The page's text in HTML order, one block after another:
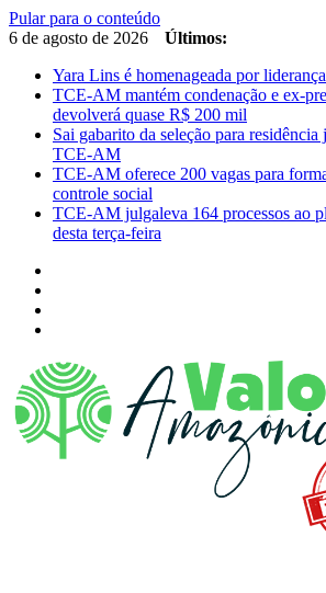
Pular para o conteúdo
6 de agosto de 2026
Últimos:
Yara Lins é homenageada por
TCE-AM mantém condenação e ex-
devolverá quase R$ 200 mil
Sai gabarito da seleção para
TCE-AM
TCE-AM oferece 200 vagas para
controle social
TCE-AM julgaleva 164 processos ao
desta terça-feira